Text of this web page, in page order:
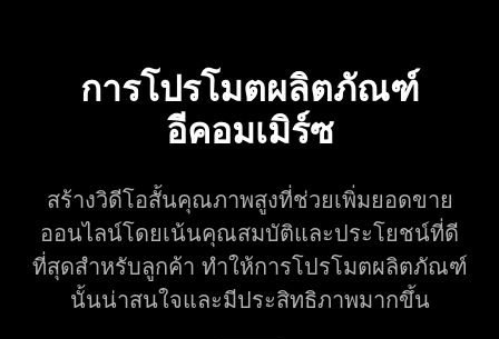
การโปรโมตผลิตภัณฑ์
อีคอมเมิร์ซ
สร้างวิดีโอสั้นคุณภาพสูงที่ช่วยเพิ่มยอดขาย
ออนไลน์โดยเน้นคุณสมบัติและประโยชน์ที่ดี
ที่สุดสำหรับลูกค้า ทำให้การโปรโมตผลิตภัณฑ์
นั้นน่าสนใจและมีประสิทธิภาพมากขึ้น